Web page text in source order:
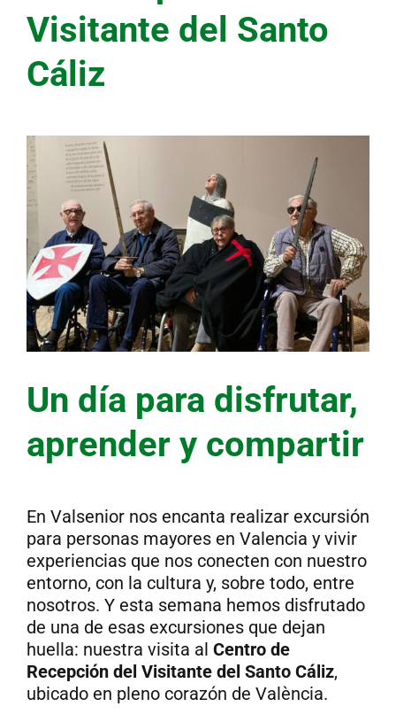
Visitante del Santo
Cáliz
Ver
imagen
más
grande
Un día para disfrutar,
aprender y compartir
En Valsenior nos encanta realizar excursión
para personas mayores en Valencia y vivir
experiencias que nos conecten con nuestro
entorno, con la cultura y, sobre todo, entre
nosotros. Y esta semana hemos disfrutado
de una de esas excursiones que dejan
huella: nuestra visita al Centro de
Recepción del Visitante del Santo Cáliz,
ubicado en pleno corazón de València.